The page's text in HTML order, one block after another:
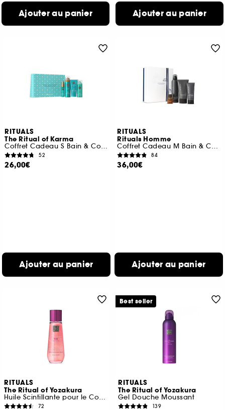
Ajouter au panier Ajouter au panier
RITUALS
The Ritual of Karma
Coffret Cadeau S Bain & Corps
52
26,00€
Ajouter au panier
RITUALS
Rituals Homme
Coffret Cadeau M Bain & Corps
84
36,00€
Ajouter au panier
RITUALS
The Ritual of Yozakura
Huile Scintillante pour le Corps
72
RITUALS
The Ritual of Yozakura
Gel Douche Moussant
139
Best seller